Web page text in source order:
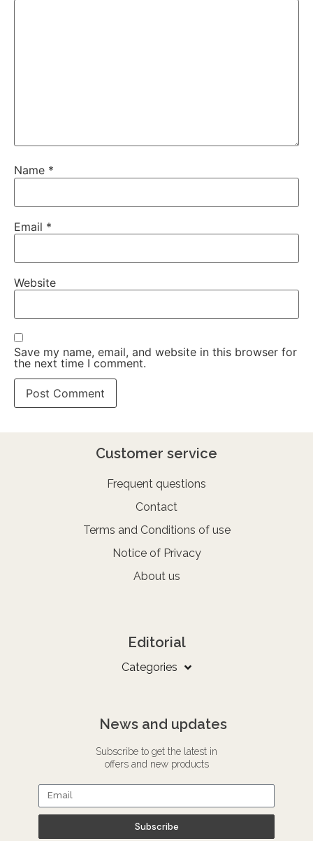
Name *
Email *
Website
Save my name, email, and website in this browser for
the next time I comment.
Customer service
Frequent questions
Contact
Terms and Conditions of use
Notice of Privacy
About us
Editorial
Categories
News and updates
Subscribe to get the latest in
offers and new products
Subscribe